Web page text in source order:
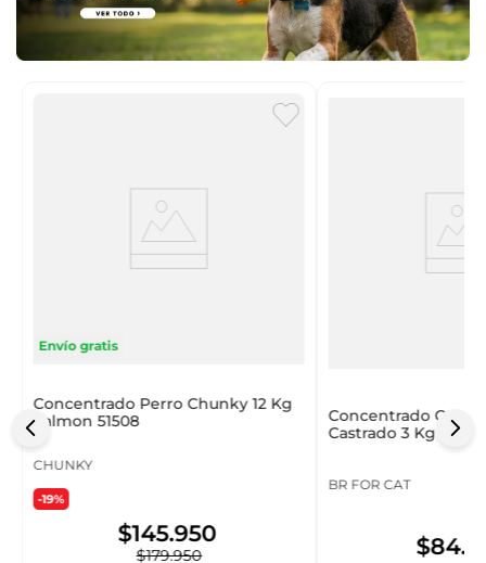
Envío gratis
Concentrado Perro Chunky 12 Kg
Salmon 51508
CHUNKY
-19%
$145.950
$179.950
Concentrado Gato
Castrado 3 Kg
BR FOR CAT
$84.